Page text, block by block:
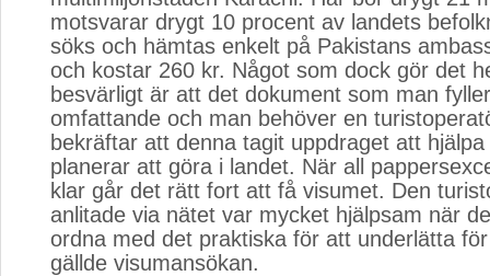
motsvarar drygt 10 procent av landets
söks och hämtas enkelt på Pakistans
och kostar 260 kr. Något som dock gör det
besvärligt är att det dokument som man
omfattande och man behöver en
bekräftar att denna tagit uppdraget att
planerar att göra i landet. När all
klar går det rätt fort att få visumet. Den
anlitade via nätet var mycket hjälpsam när
ordna med det praktiska för att underlätta
gällde visumansökan.